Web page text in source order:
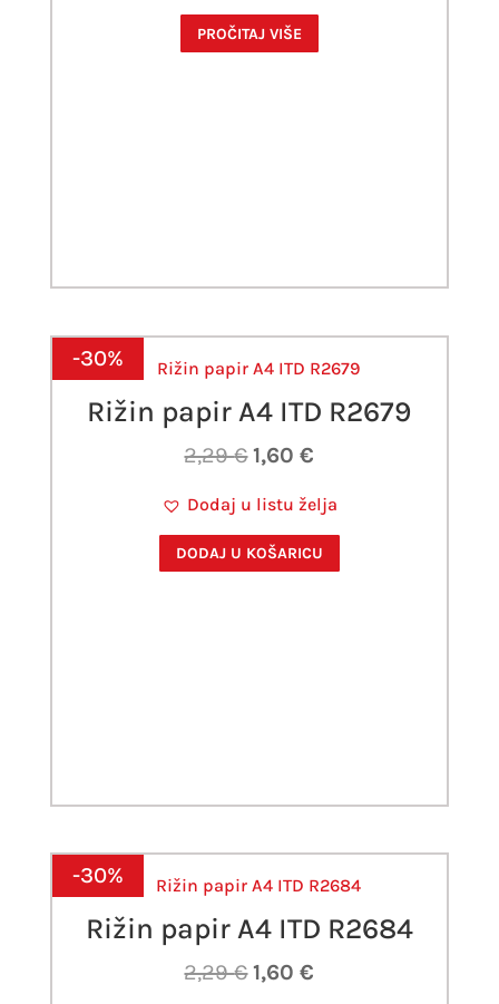
PROČITAJ VIŠE
-30%
Rižin papir A4 ITD R2679
2,29€Izvorna
bila
je:
2,29 €.
1,60€
je:
1,60 €.
Dodaj u listu želja
DODAJ U KOŠARICU
-30%
Rižin papir A4 ITD R2684
2,29€Izvorna
1,60€